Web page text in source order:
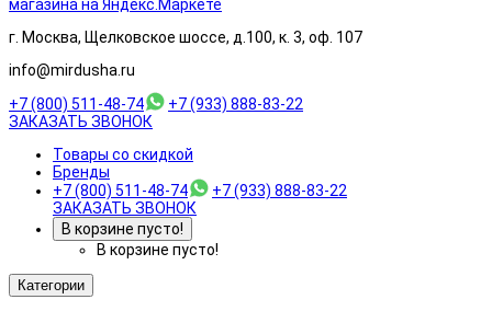
г. Москва, Щелковское шоссе, д.100, к. 3, оф. 107
info@mirdusha.ru
+7 (800) 511-48-74
+7 (933) 888-83-22
ЗАКАЗАТЬ ЗВОНОК
Товары со скидкой
Бренды
+7 (800) 511-48-74
+7 (933) 888-83-22
ЗАКАЗАТЬ ЗВОНОК
В корзине пусто!
В корзине пусто!
Категории